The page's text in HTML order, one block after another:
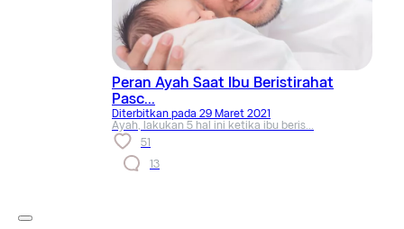
Peran Ayah Saat Ibu Beristirahat
Pasc...
Diterbitkan pada 29 Maret 2021
Ayah, lakukan 5 hal ini ketika ibu beris...
51
13